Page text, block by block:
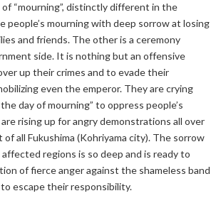
“mourning”, distinctly different in the
people’s mourning with deep sorrow at losing
and friends. The other is a ceremony
side. It is nothing but an offensive
up their crimes and to evade their
even the emperor. They are crying
day of mourning” to oppress people’s
rising up for angry demonstrations all over
of all Fukushima (Kohriyama city). The sorrow
regions is so deep and is ready to
of fierce anger against the shameless band
escape their responsibility.